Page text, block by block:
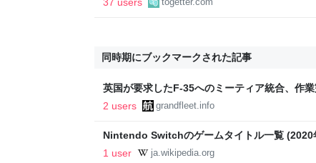
37 users
同時期にブックマークされた記事
英国が要求したF-35へのミーティア統合、作
2 users
grandfleet.info
Nintendo Switchのゲームタイトル一覧
1 user
ja.wikipedia.org